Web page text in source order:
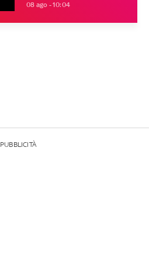
08 ago - 10:04
PUBBLICITÀ